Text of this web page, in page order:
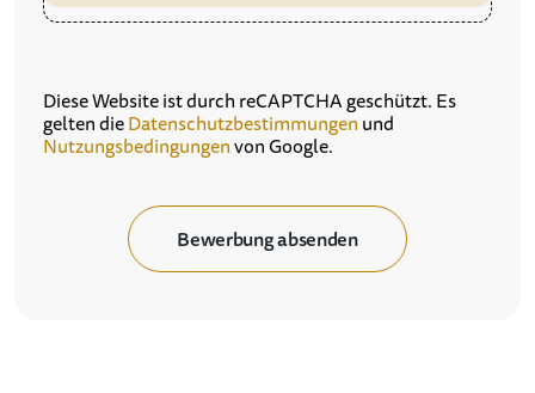
Diese Website ist durch reCAPTCHA geschützt. Es
gelten dieDatenschutzbestimmungenund
Nutzungsbedingungenvon Google.
Bewerbung absenden